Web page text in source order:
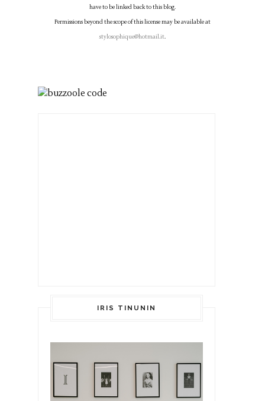
have to be linked back to this blog.
Permissions beyond the scope of this license may be available at
stylosophique@hotmail.it.
IRIS TINUNIN